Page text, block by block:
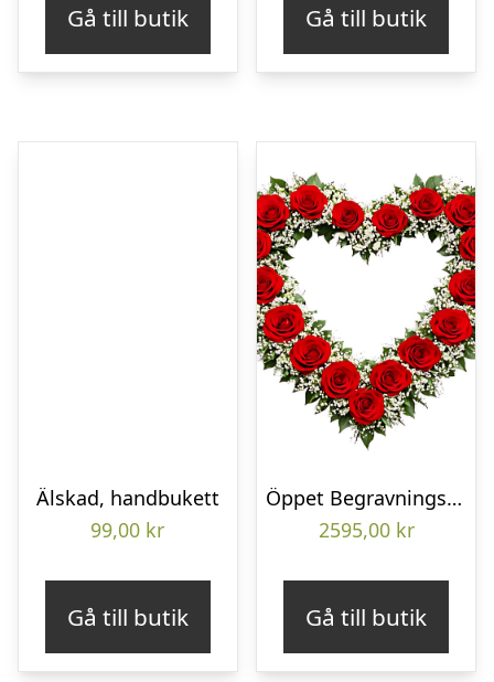
Gå till butik Gå till butik
Älskad, handbukett
99,00 kr
Gå till butik
Öppet Begravningshjärta
2595,00 kr
Gå till butik